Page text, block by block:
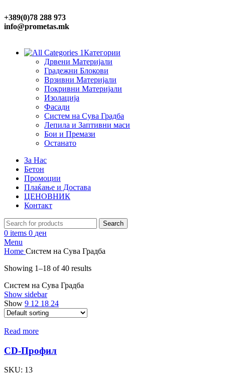
+389(0)78 288 973
info@prometas.mk
Категории
Дрвени Материјали
Градежни Блокови
Врзивни Материјали
Покривни Материјали
Изолација
Фасади
Систем на Сува Градба
Лепила и Заптивни маси
Бои и Премази
Останато
За Нас
Бетон
Промоции
Плаќање и Достава
ЦЕНОВНИК
Контакт
Search
0 items 0 ден
Menu
Home Систем на Сува Градба
Showing 1–18 of 40 results
Систем на Сува Градба
Show sidebar
Show 9 12 18 24
Read more
CD-Профил
SKU: 13